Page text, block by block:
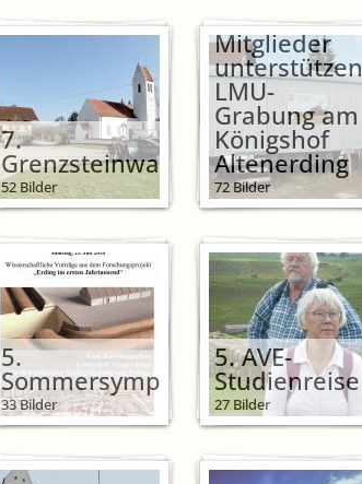
7.
Grenzsteinwanderung
52 Bilder
AVE-
Mitglieder
unterstützen
LMU-
Grabung am
Königshof
Altenerding
72 Bilder
5.
Sommersymposium
33 Bilder
5. AVE-
Studienreise
27 Bilder